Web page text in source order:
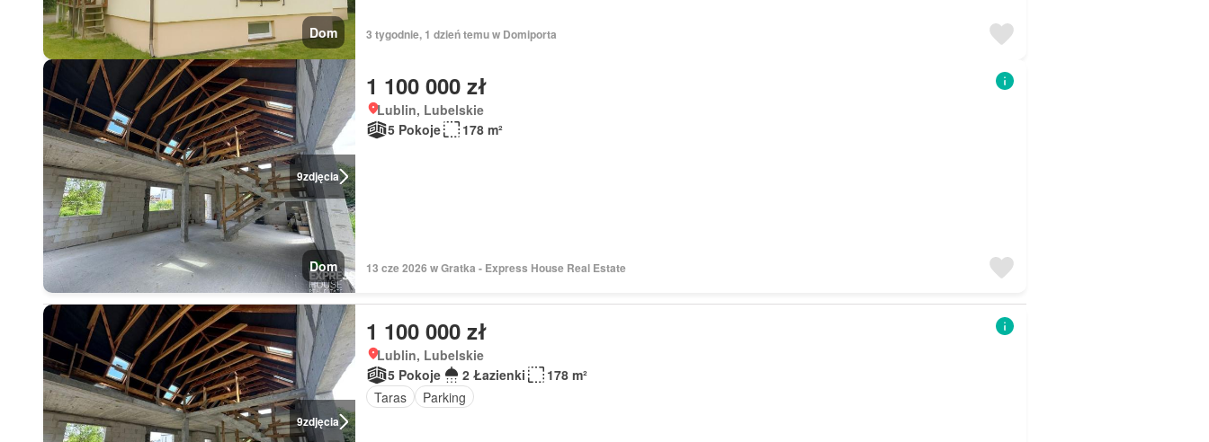
Dom 3 tygodnie, 1 dzień temu w Domiporta
9zdjęcia
Dom
1 100 000 zł
Lublin, Lubelskie
5 Pokoje
178 m²
13 cze 2026 w Gratka - Express House Real Estate
9zdjęcia
1 100 000 zł
Lublin, Lubelskie
5 Pokoje
2 Łazienki
178 m²
Taras
Parking